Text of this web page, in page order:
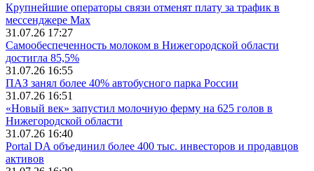
Крупнейшие операторы связи отменят плату за трафик в
мессенджере Max
31.07.26 17:27
Самообеспеченность молоком в Нижегородской области
достигла 85,5%
31.07.26 16:55
ПАЗ занял более 40% автобусного парка России
31.07.26 16:51
«Новый век» запустил молочную ферму на 625 голов в
Нижегородской области
31.07.26 16:40
Portal DA объединил более 400 тыс. инвесторов и продавцов
активов